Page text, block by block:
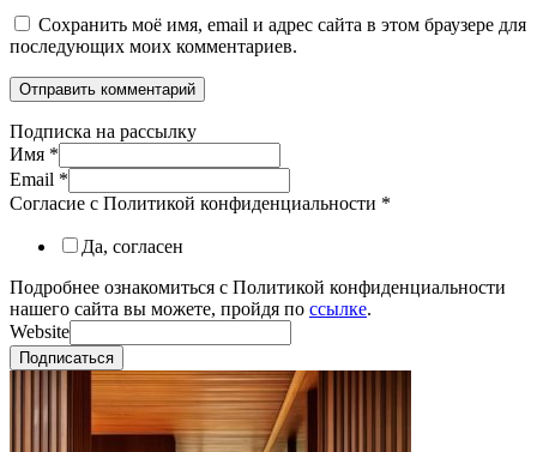
Сохранить моё имя, email и адрес сайта в этом браузере для
последующих моих комментариев.
Подписка на рассылку
Имя *
Email *
Согласие с Политикой конфиденциальности *
Да, согласен
Подробнее ознакомиться с Политикой конфиденциальности
нашего сайта вы можете, пройдя по ссылке.
Website
Подписаться